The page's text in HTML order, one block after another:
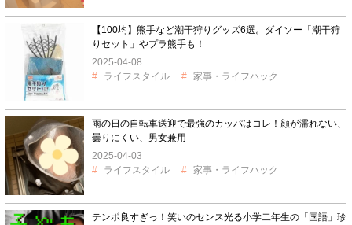
【100均】熊手など潮干狩りグッズ6選。ダイソー「潮干狩
りセット」やプラ熊手も！
2025-04-08
ライフスタイル
家事・ライフハック
雨の日の自転車送迎で最強のカッパはコレ！顔が濡れない、
曇りにくい、男女兼用
2025-04-03
ライフスタイル
家事・ライフハック
テンポ良すぎっ！笑いのセンス光る小学二年生の「国語」珍